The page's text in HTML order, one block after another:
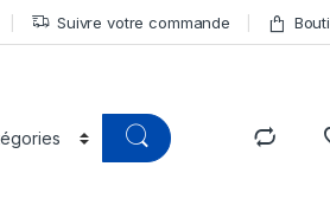
Suivre votre commande